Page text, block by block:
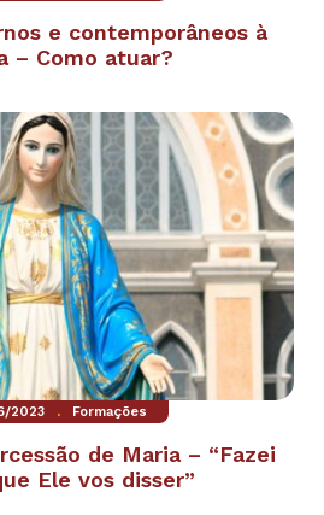
e contemporâneos à
– Como atuar?
2023 . Formações
de Maria – “Fazei
Ele vos disser”